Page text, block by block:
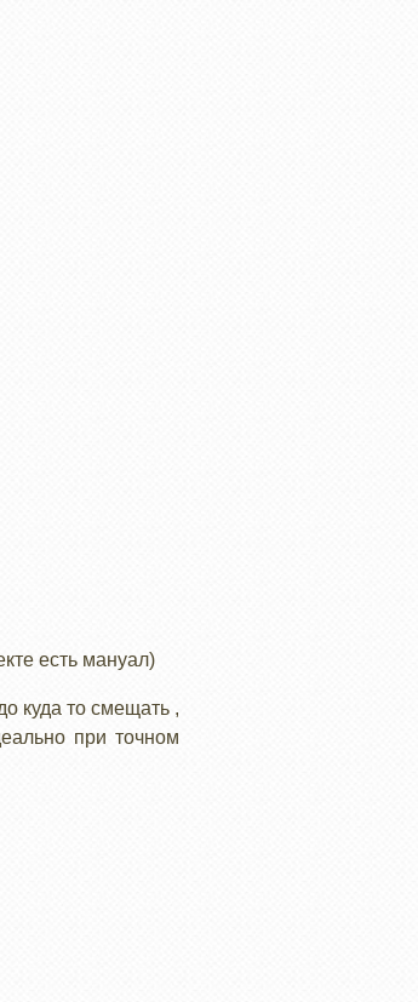
есть мануал)
куда то смещать ,
при точном